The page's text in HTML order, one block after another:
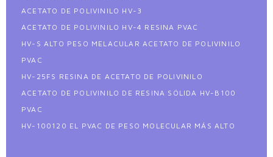
ACETATO DE POLIVINILO HV-3
ACETATO DE POLIVINILO HV-4 RESINA PVAC
HV-S ALTO PESO MELACULAR ACETATO DE POLIVINILO
PVAC
HV-25FS RESINA DE ACETATO DE POLIVINILO
ACETATO DE POLIVINILO DE RESINA SÓLIDA HV-B100
PVAC
HV-100120 EL PVAC DE PESO MOLECULAR MÁS ALTO